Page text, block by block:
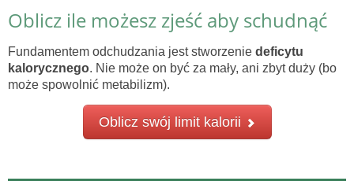
Oblicz ile możesz zjeść aby schudnąć
Fundamentem odchudzania jest stworzenie deficytu
kalorycznego. Nie może on być za mały, ani zbyt duży (bo
może spowolnić metabilizm).
Oblicz swój limit kalorii